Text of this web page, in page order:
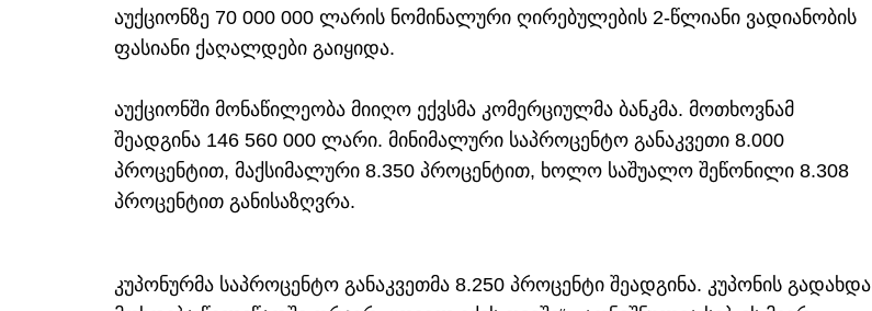
აუქციონზე 70 000 000 ლარის ნომინალური ღირებულების 2-წლიანი ვადიანობის
ფასიანი ქაღალდები გაიყიდა.
აუქციონში მონაწილეობა მიიღო ექვსმა კომერციულმა ბანკმა. მოთხოვნამ
შეადგინა 146 560 000 ლარი. მინიმალური საპროცენტო განაკვეთი 8.000
პროცენტით, მაქსიმალური 8.350 პროცენტით, ხოლო საშუალო შეწონილი 8.308
პროცენტით განისაზღვრა.
კუპონურმა საპროცენტო განაკვეთმა 8.250 პროცენტი შეადგინა. კუპონის გადახდა